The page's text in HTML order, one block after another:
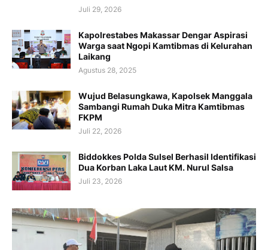
Juli 29, 2026
Kapolrestabes Makassar Dengar Aspirasi
Warga saat Ngopi Kamtibmas di Kelurahan
Laikang
Agustus 28, 2025
Wujud Belasungkawa, Kapolsek Manggala
Sambangi Rumah Duka Mitra Kamtibmas
FKPM
Juli 22, 2026
Biddokkes Polda Sulsel Berhasil Identifikasi
Dua Korban Laka Laut KM. Nurul Salsa
Juli 23, 2026